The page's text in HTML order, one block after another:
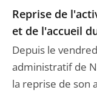
Reprise de
et de l'accueil
Depuis le
administratif de
la reprise de son